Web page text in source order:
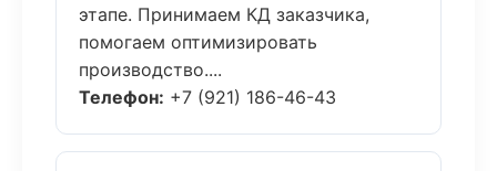
этапе. Принимаем КД заказчика,
помогаем оптимизировать
производство....
Телефон: +7 (921) 186-46-43